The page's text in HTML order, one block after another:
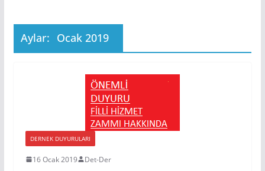
Aylar: Ocak 2019
DERNEK DUYURULARI
16 Ocak 2019 Det-Der